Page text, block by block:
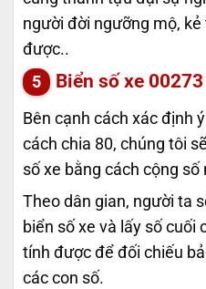
người đời ngưỡng mộ,
được..
Biển số xe 00273
Bên cạnh cách xác định
cách chia 80, chúng tôi
số xe bằng cách cộng số
Theo dân gian, người ta
biển số xe và lấy số cuối
tính được để đối chiếu
các con số.